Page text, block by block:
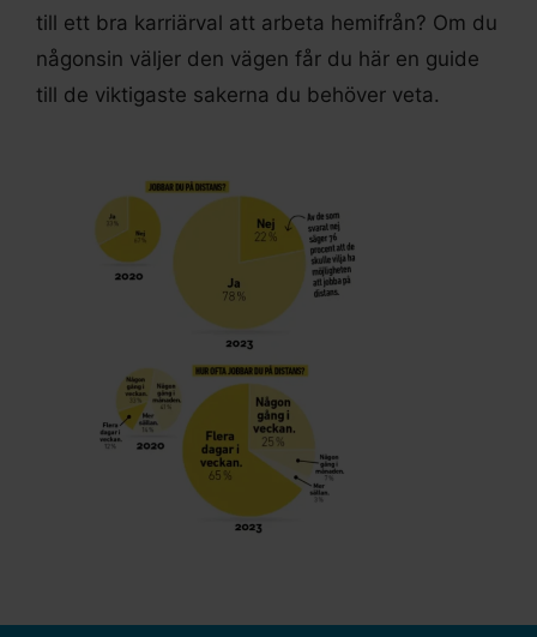
till ett bra karriärval att arbeta hemifrån? Om du
någonsin väljer den vägen får du här en guide
till de viktigaste sakerna du behöver veta.